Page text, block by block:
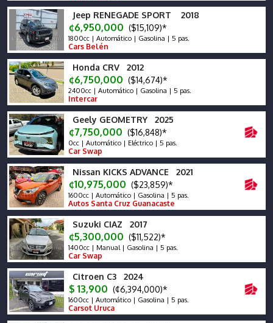
Jeep RENEGADE SPORT 2018
¢6,950,000 ($15,109)*
1800cc | Automático | Gasolina | 5 pas.
Cars Belén
Honda CRV 2012
¢6,750,000 ($14,674)*
2400cc | Automático | Gasolina | 5 pas.
Intercar
Geely GEOMETRY 2025
¢7,750,000 ($16,848)*
0cc | Automático | Eléctrico | 5 pas.
Car Swap
Nissan KICKS ADVANCE 2021
¢10,975,000 ($23,859)*
1600cc | Automático | Gasolina | 5 pas.
Autos Santa Cruz Guanacaste
Suzuki CIAZ 2017
¢5,300,000 ($11,522)*
1400cc | Manual | Gasolina | 5 pas.
Car Swap
Citroen C3 2024
$ 13,900 (¢6,394,000)*
1600cc | Automático | Gasolina | 5 pas.
Carsot Uruca